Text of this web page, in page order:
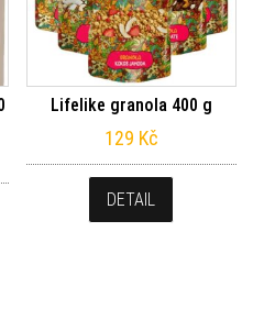
Lifelike granola 400 g
129 Kč
DETAIL